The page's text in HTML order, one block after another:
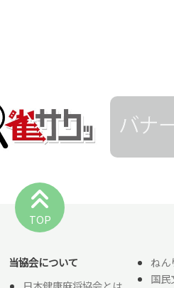
TOP
当協会について
ねん
国民